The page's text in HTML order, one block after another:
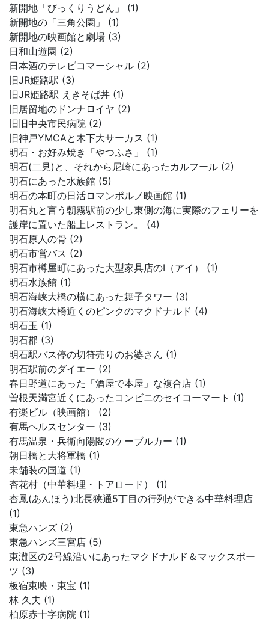
新開地「びっくりうどん」 (1)
新開地の「三角公園」 (1)
新開地の映画館と劇場 (3)
日和山遊園 (2)
日本酒のテレビコマーシャル (2)
旧JR姫路駅 (3)
旧JR姫路駅 えきそば丼 (1)
旧居留地のドンナロイヤ (2)
旧旧中央市民病院 (2)
旧神戸YMCAと木下大サーカス (1)
明石・お好み焼き「やつふさ」 (1)
明石(二見)と、それから尼崎にあったカルフール (2)
明石にあった水族館 (5)
明石の本町の日活ロマンポルノ映画館 (1)
明石丸と言う朝霧駅前の少し東側の海に実際のフェリーを
護岸に置いた船上レストラン。 (4)
明石原人の骨 (2)
明石市営バス (2)
明石市樽屋町にあった大型家具店のI（アイ） (1)
明石水族館 (1)
明石海峡大橋の横にあった舞子タワー (3)
明石海峡大橋近くのピンクのマクドナルド (4)
明石玉 (1)
明石郡 (3)
明石駅バス停の切符売りのお婆さん (1)
明石駅前のダイエー (2)
春日野道にあった「酒屋で本屋」な複合店 (1)
曽根天満宮近くにあったコンビニのセイコーマート (1)
有楽ビル（映画館） (2)
有馬ヘルスセンター (3)
有馬温泉・兵衛向陽閣のケーブルカー (1)
朝日橋と大将軍橋 (1)
未舗装の国道 (1)
杏花村（中華料理・トアロード） (1)
杏鳳(あんほう)北長狭通5丁目の行列ができる中華料理店
(1)
東急ハンズ (2)
東急ハンズ三宮店 (5)
東灘区の2号線沿いにあったマクドナルド＆マックスポー
ツ (3)
板宿東映・東宝 (1)
林 久夫 (1)
柏原赤十字病院 (1)